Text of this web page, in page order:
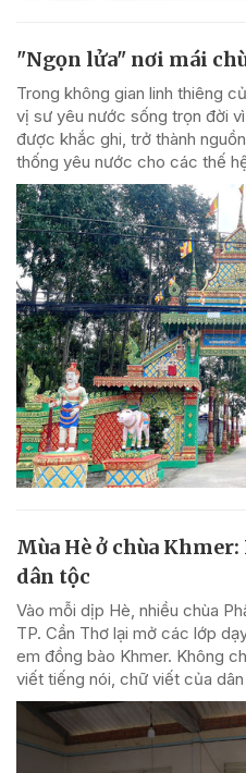
"Ngọn lửa" nơi mái
Trong không gian linh thiêng
vị sư yêu nước sống trọn đời
được khắc ghi, trở thành
thống yêu nước cho các thế
Mùa Hè ở chùa
dân tộc
Vào mỗi dịp Hè, nhiều chùa
TP. Cần Thơ lại mở các lớp
em đồng bào Khmer. Không
viết tiếng nói, chữ viết của